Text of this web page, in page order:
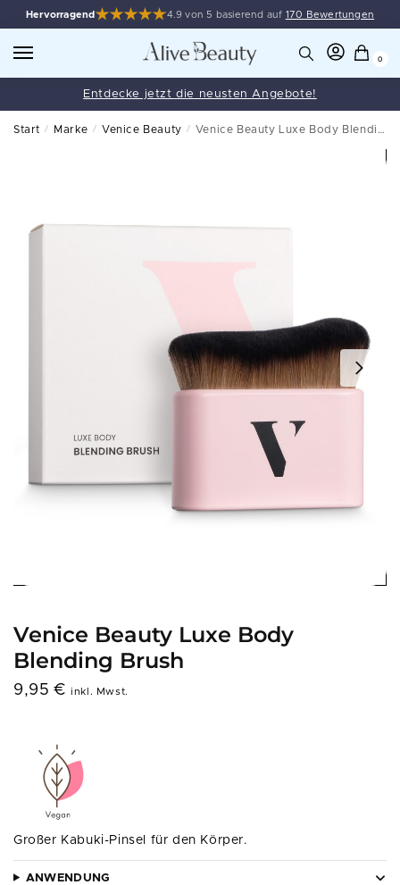
Hervorragend 4.9 von 5 basierend auf 170 Bewertungen
0
Entdecke jetzt die neusten Angebote!
Start / Marke / Venice Beauty / Venice Beauty Luxe Body Blending Brush
Venice Beauty Luxe Body
Blending Brush
9,95€ inkl. Mwst.
Großer Kabuki-Pinsel für den Körper.
ANWENDUNG